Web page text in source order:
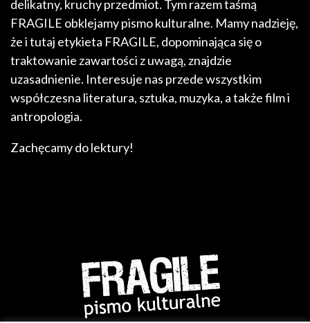
delikatny, kruchy przedmiot. Tym razem taśmą
FRAGILE obklejamy pismo kulturalne. Mamy nadzieję,
że i tutaj etykieta FRAGILE, dopominająca się o
traktowanie zawartości z uwagą, znajdzie
uzasadnienie. Interesuje nas przede wszystkim
współczesna literatura, sztuka, muzyka, a także film i
antropologia.
Zachęcamy do lektury!